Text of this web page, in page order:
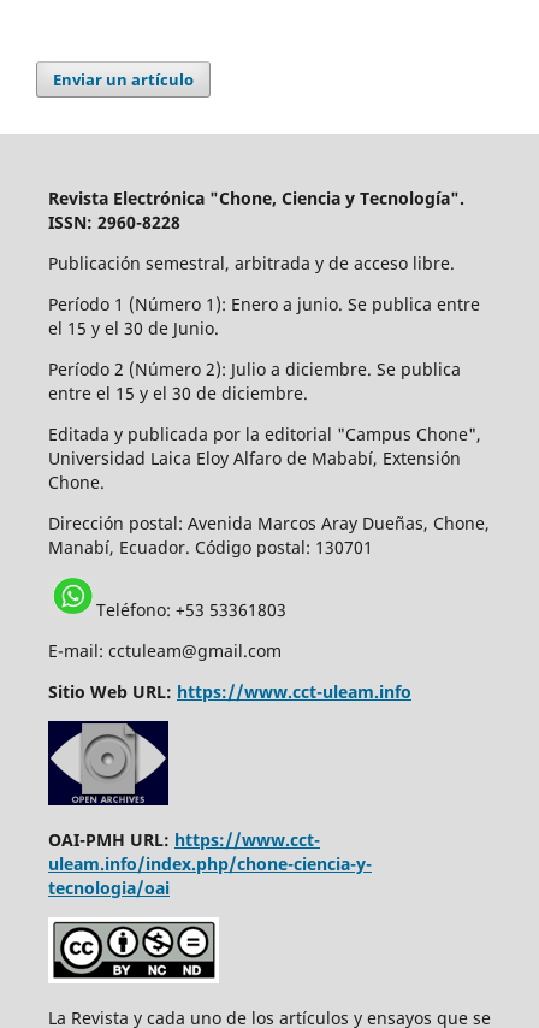
Enviar un artículo
Revista Electrónica "Chone, Ciencia y Tecnología".
ISSN: 2960-8228
Publicación semestral, arbitrada y de acceso libre.
Período 1 (Número 1): Enero a junio. Se publica entre
el 15 y el 30 de Junio.
Período 2 (Número 2): Julio a diciembre. Se publica
entre el 15 y el 30 de diciembre.
Editada y publicada por la editorial "Campus Chone",
Universidad Laica Eloy Alfaro de Mababí, Extensión
Chone.
Dirección postal: Avenida Marcos Aray Dueñas, Chone,
Manabí, Ecuador. Código postal: 130701
Teléfono: +53 53361803
E-mail: cctuleam@gmail.com
Sitio Web URL: https://www.cct-uleam.info
OAI-PMH URL: https://www.cct-
uleam.info/index.php/chone-ciencia-y-
tecnologia/oai
La Revista y cada uno de los artículos y ensayos que se